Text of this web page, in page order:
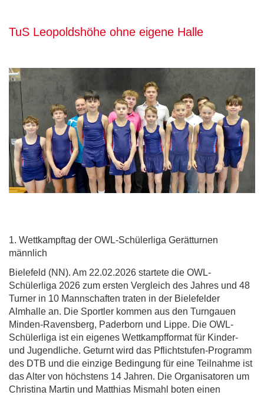
TuS Leopoldshöhe ohne eigene Halle
1. Wettkampftag der OWL-Schülerliga Gerätturnen
männlich
Bielefeld (NN). Am 22.02.2026 startete die OWL-
Schülerliga 2026 zum ersten Vergleich des Jahres und 48
Turner in 10 Mannschaften traten in der Bielefelder
Almhalle an. Die Sportler kommen aus den Turngauen
Minden-Ravensberg, Paderborn und Lippe. Die OWL-
Schülerliga ist ein eigenes Wettkampfformat für Kinder-
und Jugendliche. Geturnt wird das Pflichtstufen-Programm
des DTB und die einzige Bedingung für eine Teilnahme ist
das Alter von höchstens 14 Jahren. Die Organisatoren um
Christina Martin und Matthias Mismahl boten einen